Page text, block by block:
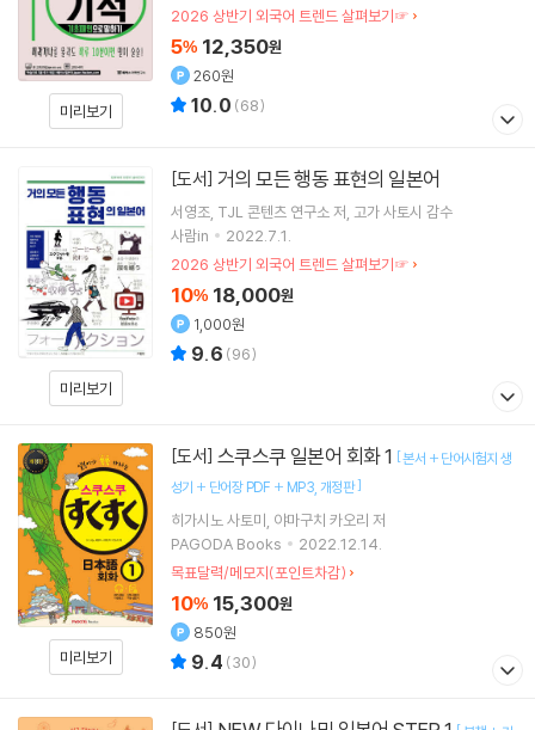
미리보기
2026 상반기 외국어 트렌드 살펴보기☞
5% 12,350원
260원
10.0 (68)
미리보기
[도서] 거의 모든 행동 표현의 일본어
서영조 TJL 콘텐츠 연구소 저 고가 사토시 감수
사람in
2022.7.1.
2026 상반기 외국어 트렌드 살펴보기☞
10% 18,000원
1,000원
9.6 (96)
미리보기
[도서] 스쿠스쿠 일본어 회화 1 [본서 + 단어시험지 생
성기 + 단어장 PDF + MP3 개정판]
히가시노 사토미 야마구치 카오리 저
PAGODA Books
2022.12.14.
목표달력/메모지(포인트차감)
10% 15,300원
850원
9.4 (30)